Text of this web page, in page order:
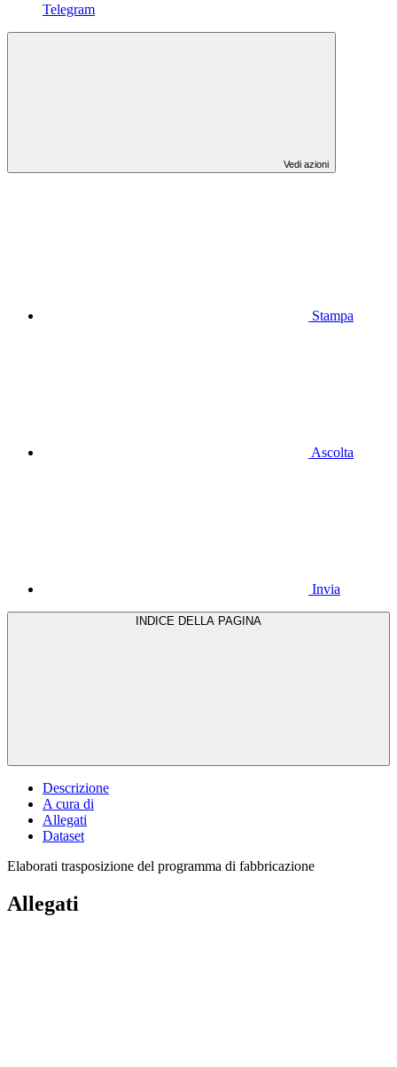
Telegram
Vedi azioni
Stampa
Ascolta
Invia
Descrizione
A cura di
Allegati
Dataset
Elaborati trasposizione del programma di fabbricazione
Allegati